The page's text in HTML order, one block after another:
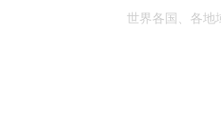
世界各国、各地